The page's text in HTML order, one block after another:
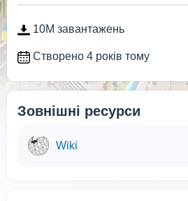
10M завантажень
Створено 4 років тому
Зовнішні ресурси
Wiki